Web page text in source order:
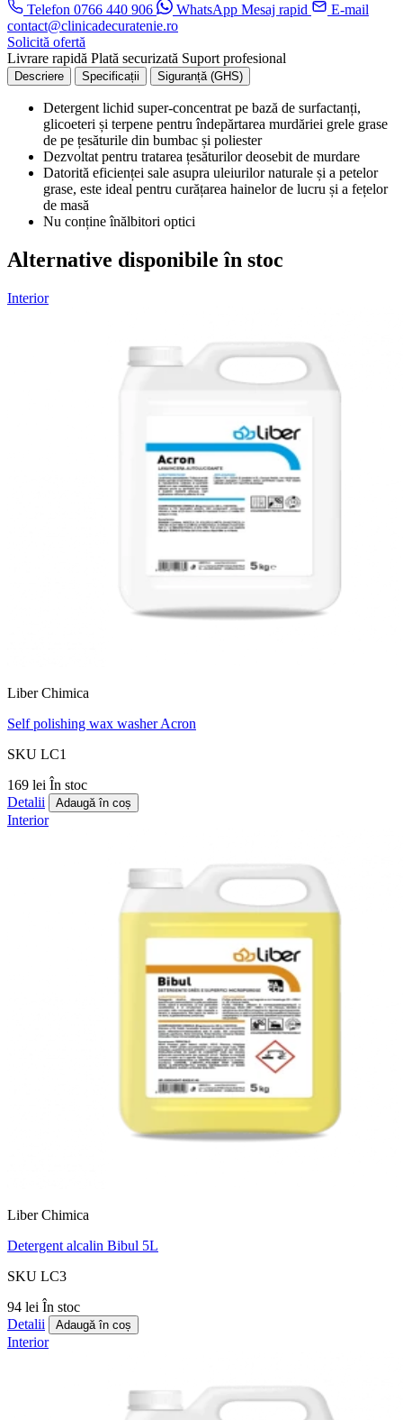
Telefon 0766 440 906 WhatsApp Mesaj rapid
E-mail
contact@clinicadecuratenie.ro
Solicită ofertă
Livrare rapidă Plată securizată Suport profesional
Descriere Specificații Siguranță (GHS)
Detergent lichid super-concentrat pe bază de surfactanți,
glicoeteri și terpene pentru îndepărtarea murdăriei grele grase
de pe țesăturile din bumbac și poliester
Dezvoltat pentru tratarea țesăturilor deosebit de murdare
Datorită eficienței sale asupra uleiurilor naturale și a petelor
grase, este ideal pentru curățarea hainelor de lucru și a fețelor
de masă
Nu conține înălbitori optici
Alternative disponibile în stoc
Interior
Liber Chimica
Self polishing wax washer Acron
SKU LC1
169 lei În stoc
Detalii
Adaugă în coș
Interior
Liber Chimica
Detergent alcalin Bibul 5L
SKU LC3
94 lei În stoc
Detalii
Adaugă în coș
Interior